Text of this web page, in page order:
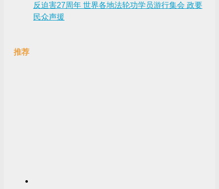
反迫害27周年 世界各地法轮功学员游行集会 政要
民众声援
推荐